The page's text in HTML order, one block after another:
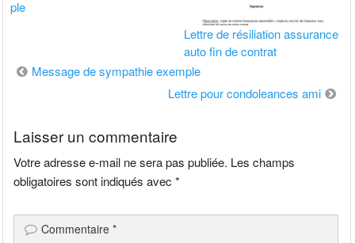
ple
Lettre de résiliation assurance
auto fin de contrat
Navigation
Message de sympathie exemple
Lettre pour condoleances ami
Laisser un commentaire
Votre adresse e-mail ne sera pas publiée. Les champs
obligatoires sont indiqués avec*
Commentaire*